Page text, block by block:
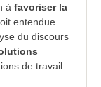
à favoriser la
entendue.
du discours
de travail